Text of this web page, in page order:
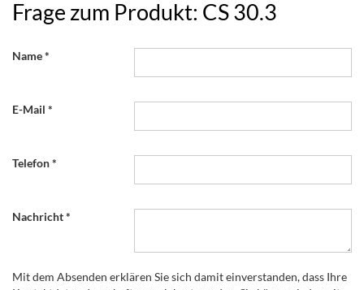
Frage zum Produkt: CS 30.3
Name
E-Mail
Telefon
Nachricht
Mit dem Absenden erklären Sie sich damit einverstanden, dass Ihre